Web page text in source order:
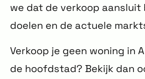
we dat de verkoop aansluit
doelen en de actuele
Verkoop je geen woning in
de hoofdstad? Bekijk dan